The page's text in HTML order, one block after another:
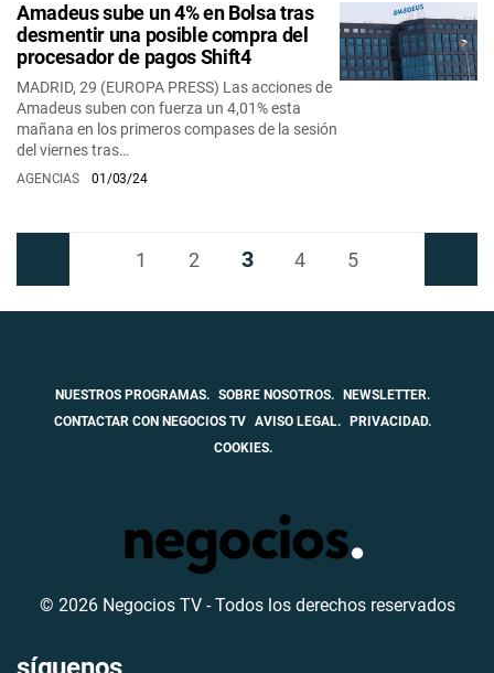
Amadeus sube un 4% en Bolsa tras
desmentir una posible compra del
procesador de pagos Shift4
MADRID, 29 (EUROPA PRESS) Las acciones de
Amadeus suben con fuerza un 4,01% esta
mañana en los primeros compases de la sesión
del viernes tras…
AGENCIAS 01/03/24
1 2 3 4 5
NUESTROS PROGRAMAS. SOBRE NOSOTROS.
NEWSLETTER.
CONTACTAR CON NEGOCIOS TV AVISO LEGAL.
PRIVACIDAD.
COOKIES.
© 2026 Negocios TV - Todos los derechos reservados